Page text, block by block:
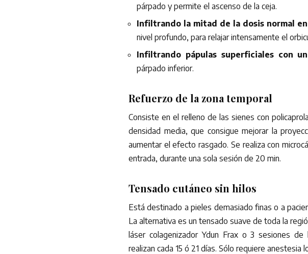
párpado y permite el ascenso de la ceja.
Infiltrando la mitad de la dosis normal
nivel profundo, para relajar intensamente el
Infiltrando pápulas superficiales con
párpado inferior.
Refuerzo de la zona temporal
Consiste en el relleno de las sienes con
densidad media, que consigue mejorar la
aumentar el efecto rasgado. Se realiza con
entrada, durante una sola sesión de 20 min.
Tensado cutáneo sin hilos
Está destinado a pieles demasiado finas o a
La alternativa es un tensado suave de toda la
láser colagenizador Ydun Frax o 3 sesiones
realizan cada 15 ó 21 días. Sólo requiere anestesia